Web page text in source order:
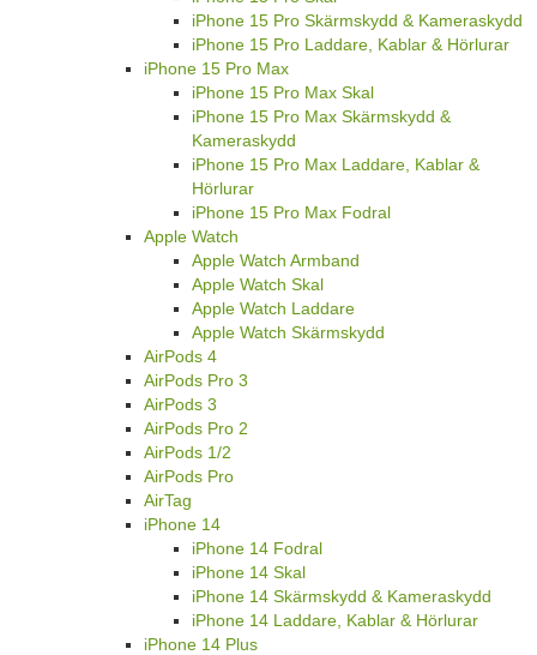
iPhone 15 Pro Skärmskydd & Kameraskydd
iPhone 15 Pro Laddare, Kablar & Hörlurar
iPhone 15 Pro Max
iPhone 15 Pro Max Skal
iPhone 15 Pro Max Skärmskydd &
Kameraskydd
iPhone 15 Pro Max Laddare, Kablar &
Hörlurar
iPhone 15 Pro Max Fodral
Apple Watch
Apple Watch Armband
Apple Watch Skal
Apple Watch Laddare
Apple Watch Skärmskydd
AirPods 4
AirPods Pro 3
AirPods 3
AirPods Pro 2
AirPods 1/2
AirPods Pro
AirTag
iPhone 14
iPhone 14 Fodral
iPhone 14 Skal
iPhone 14 Skärmskydd & Kameraskydd
iPhone 14 Laddare, Kablar & Hörlurar
iPhone 14 Plus